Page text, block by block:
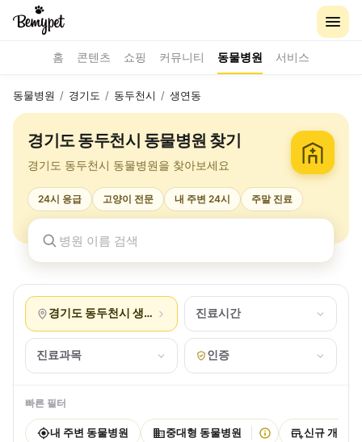
홈 콘텐츠 쇼핑 커뮤니티 동물병원 서비스
동물병원 / 경기도 / 동두천시 / 생연동
경기도 동두천시 동물병원 찾기
경기도 동두천시 동물병원을 찾아보세요
24시 응급 고양이 전문 내 주변 24시 주말 진료
경기도 동두천시 생연동 진료시간
진료과목 인증
빠른 필터
내 주변 동물병원 중대형 동물병원 신규 개원